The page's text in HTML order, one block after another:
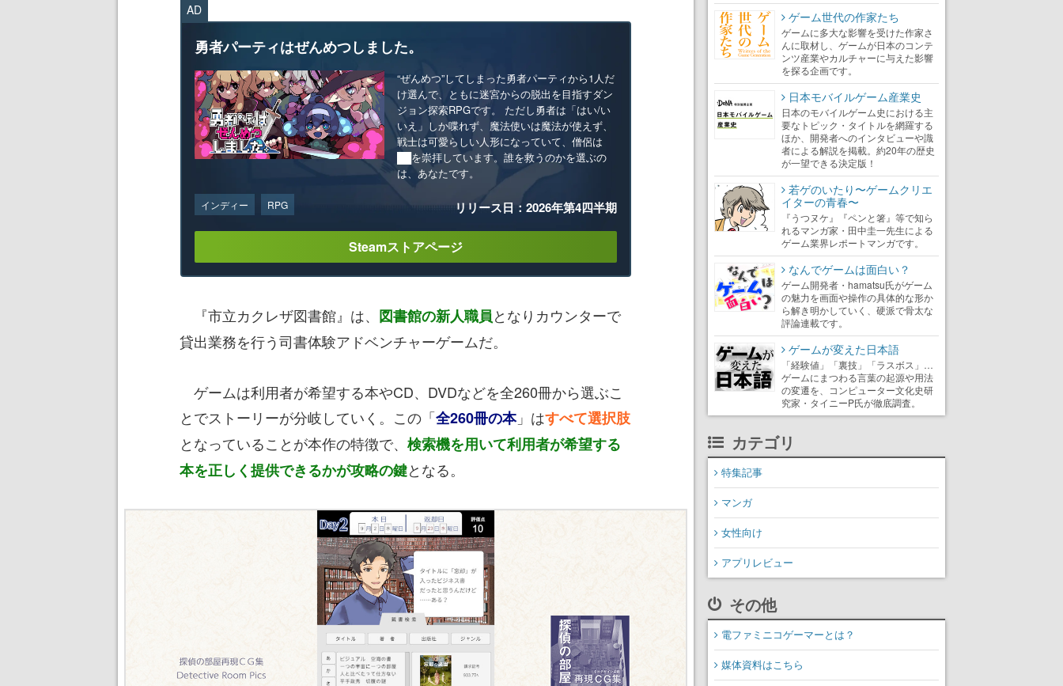
AD
勇者パーティはぜんめつしました。
“ぜんめつ”してしまった勇者パーティから1人だ
け選んで、ともに迷宮からの脱出を目指すダン
ジョン探索RPGです。 ただし勇者は「はい/い
いえ」しか喋れず、魔法使いは魔法が使えず、
戦士は可愛らしい人形になっていて、僧侶は
██を崇拝しています。誰を救うのかを選ぶの
は、あなたです。
インディー RPG リリース日：2026年第4四半期
Steamストアページ
『市立カクレザ図書館』は、 図書館の新人職員となりカウンターで
貸出業務を行う司書体験アドベンチャーゲームだ。
ゲームは利用者が希望する本やCD、DVDなどを全260冊から選ぶこ
とでストーリーが分岐していく。この「全260冊の本」はすべて選択肢
となっていることが本作の特徴で、 検索機を用いて利用者が希望する
本を正しく提供できるかが攻略の鍵となる。
ゲーム世代の作家たち
ゲームに多大な影響を受けた作家さ
んに取材し、ゲームが日本のコンテ
ンツ産業やカルチャーに与えた影響
を探る企画です。
日本モバイルゲーム産業史
日本のモバイルゲーム史における主
要なトピック・タイトルを網羅する
ほか、開発者へのインタビューや識
者による解説を掲載。約20年の歴史
が一望できる決定版！
若ゲのいたり〜ゲームクリエ
イターの青春〜
『うつヌケ』『ペンと箸』等で知ら
れるマンガ家・田中圭一先生による
ゲーム業界レポートマンガです。
なんでゲームは面白い？
ゲーム開発者・hamatsu氏がゲーム
の魅力を画面や操作の具体的な形か
ら解き明かしていく、硬派で骨太な
評論連載です。
ゲームが変えた日本語
「経験値」「裏技」「ラスボス」…
ゲームにまつわる言葉の起源や用法
の変遷を、コンピューター文化史研
究家・タイニーP氏が徹底調査。
カテゴリ
特集記事
マンガ
女性向け
アプリレビュー
その他
電ファミニコゲーマーとは？
媒体資料はこちら